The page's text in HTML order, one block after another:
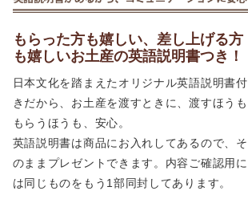
もらった方も嬉しい、差し上げる方
も嬉しいお土産の英語説明書つき！
日本文化を踏まえたオリジナル英語説明書付
きだから、お土産を渡すときに、渡すほうも
もらうほうも、安心。
英語説明書は商品にお入れしてあるので、そ
のままプレゼントできます。内容ご確認用に
は同じものをもう1部同封してあります。